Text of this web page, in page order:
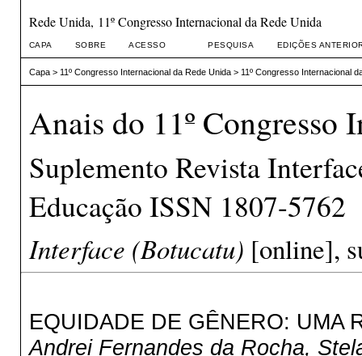
Rede Unida, 11º Congresso Internacional da Rede Unida
CAPA SOBRE ACESSO PESQUISA EDIÇÕES
Capa> 11º Congresso Internacional da Rede Unida> 11º Congresso Internacional
Anais do 11º Congresso
Suplemento Revista
Educação ISSN 1807-5762
Interface (Botucatu) [online],
EQUIDADE DE GÊNERO: UMA
Andrei Fernandes da Rocha,